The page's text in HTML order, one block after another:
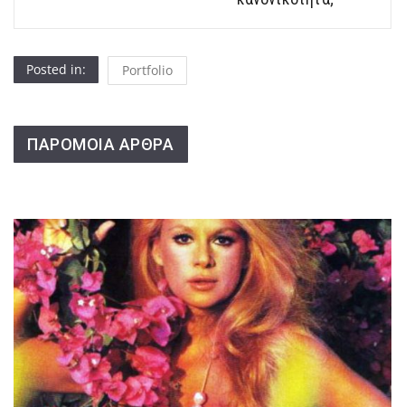
Posted in: Portfolio
ΠΑΡΟΜΟΙΑ ΑΡΘΡΑ